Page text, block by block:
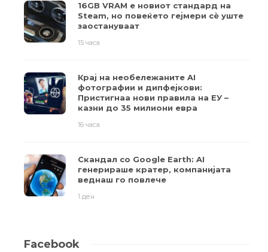
16GB VRAM е новиот стандард на
Steam, но повеќето гејмери ​​сè уште
заостануваат
15 часа
Крај на необележаните AI
фотографии и дипфејкови:
Пристигнаа нови правила на ЕУ –
казни до 35 милиони евра
16 часа
Скандал со Google Earth: AI
генерираше кратер, компанијата
веднаш го повлече
1 ден
Facebook